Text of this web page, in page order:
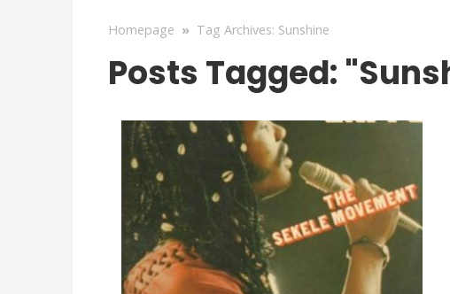
Homepage » Tag Archives: Sunshine
Posts Tagged: